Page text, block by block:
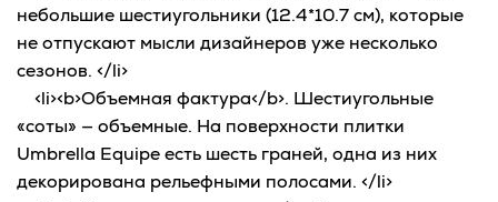
небольшие шестиугольники (12.4*10.7 см), которые
не отпускают мысли дизайнеров уже несколько
сезонов. </li>
<li><b>Объемная фактура</b>. Шестиугольные
«соты» — объемные. На поверхности плитки
Umbrella Equipe есть шесть граней, одна из них
декорирована рельефными полосами. </li>